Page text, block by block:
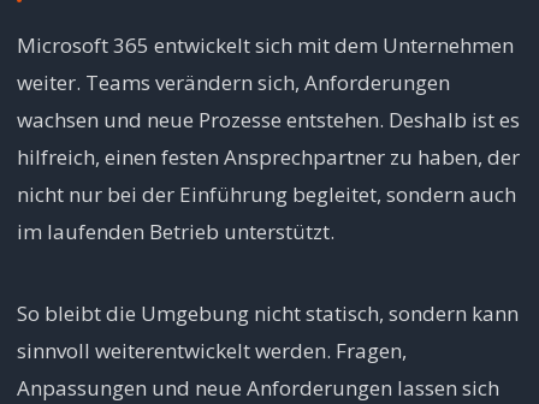
Microsoft 365 entwickelt sich mit dem Unternehmen
weiter. Teams verändern sich, Anforderungen
wachsen und neue Prozesse entstehen. Deshalb ist es
hilfreich, einen festen Ansprechpartner zu haben, der
nicht nur bei der Einführung begleitet, sondern auch
im laufenden Betrieb unterstützt.
So bleibt die Umgebung nicht statisch, sondern kann
sinnvoll weiterentwickelt werden. Fragen,
Anpassungen und neue Anforderungen lassen sich